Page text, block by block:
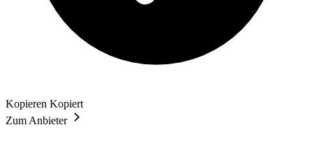
Kopieren Kopiert
Zum Anbieter